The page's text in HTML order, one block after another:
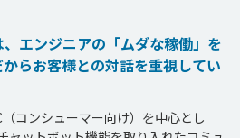
エンジニアの「ムダな稼働」を
らお客様との対話を重視してい
コンシューマー向け）を中心とし